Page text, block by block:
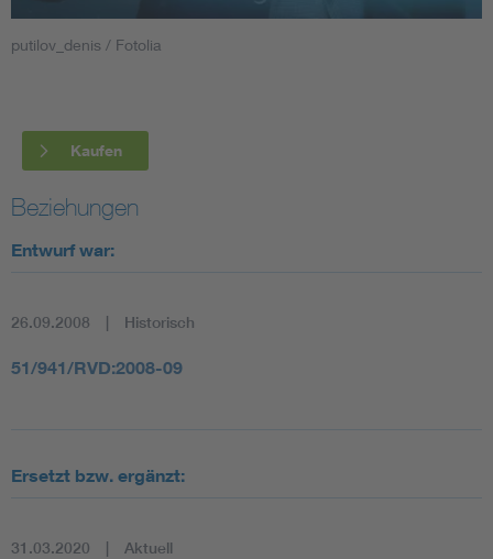
Smart Cities
Blitzschutz: DIN EN 62305 in der Übersicht
Circular Economy für mehr Ressourceneffizienz
putilov_denis / Fotolia
Kaufen
Beziehungen
Entwurf war:
26.09.2008 Historisch
51/941/RVD:2008-09
Ersetzt bzw. ergänzt:
31.03.2020 Aktuell